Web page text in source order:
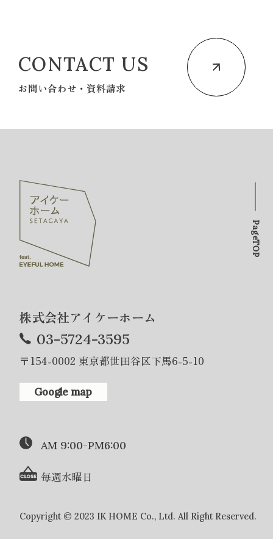
CONTACT US
お問い合わせ・資料請求
株式会社アイケーホーム
03-5724-3595
〒154-0002 東京都世田谷区下馬6-5-10
Google map
AM 9:00-PM6:00
毎週水曜日
Copyright © 2023 IK HOME Co., Ltd. All Right Reserved.
PageTOP